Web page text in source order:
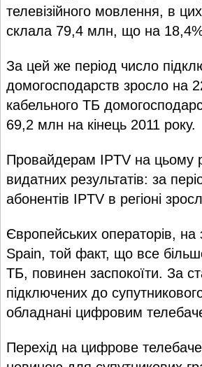
телевізійного мовлення, в
склала 79,4 млн, що на 18,4%
За цей же період число
домогосподарств зросло на
кабельного ТБ
69,2 млн на кінець 2011 року.
Провайдерам IPTV на цьому
видатних результатів: за
абонентів IPTV в регіоні
Європейських операторів,
Spain, той факт, що все
ТБ, повинен заспокоїти. За
підключених до
обладнані цифровим
Перехід на цифрове